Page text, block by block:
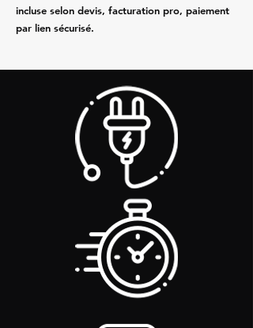
incluse selon devis, facturation pro, paiement
par lien sécurisé.